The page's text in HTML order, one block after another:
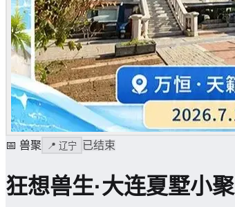
📅 兽聚 📍 辽宁 已结束
狂想兽生·大连夏墅小聚